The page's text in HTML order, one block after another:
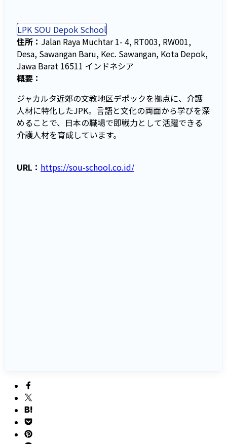
LPK SOU Depok School
住所： Jalan Raya Muchtar 1- 4, RT003, RW001,
Desa, Sawangan Baru, Kec. Sawangan, Kota Depok,
Jawa Barat 16511 インドネシア
概要：
ジャカルタ近郊の文教地区デポックを拠点に、介護
人材に特化したJPK。言語と文化の両面から学びを深
めることで、日本の職場で即戦力として活躍できる
介護人材を育成しています。
URL： https://sou-school.co.id/